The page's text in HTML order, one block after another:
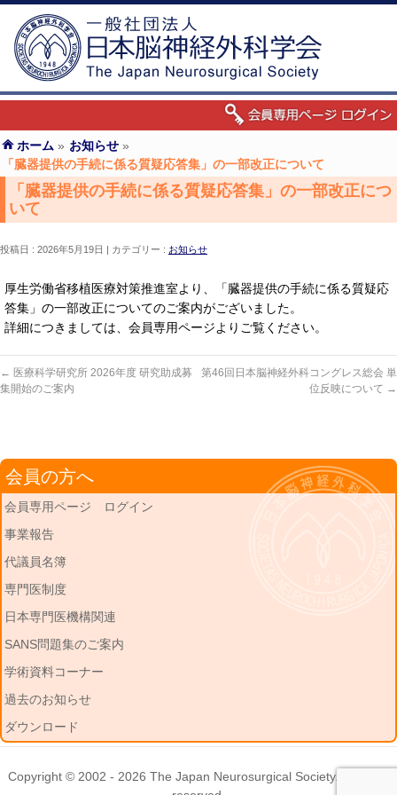
ホーム » お知らせ »
「臓器提供の手続に係る質疑応答集」の一部改正について
「臓器提供の手続に係る質疑応答集」の一部改正につ
いて
投稿日 : 2026年5月19日 カテゴリー : お知らせ
厚生労働省移植医療対策推進室より、「臓器提供の手続に係る質疑応
答集」の一部改正についてのご案内がございました。
詳細につきましては、会員専用ページよりご覧ください。
← 医療科学研究所 2026年度 研究助成募
集開始のご案内
第46回日本脳神経外科コングレス総会 単
位反映について →
会員の方へ
会員専用ページ ログイン
事業報告
代議員名簿
専門医制度
日本専門医機構関連
SANS問題集のご案内
学術資料コーナー
過去のお知らせ
ダウンロード
Copyright © 2002 - 2026 The Japan Neurosurgical Society. All rights